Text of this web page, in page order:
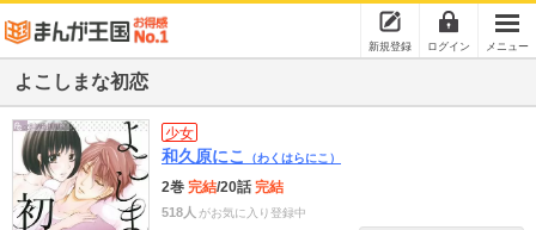
新規登録 ログイン メニュー
よこしまな初恋
少女
和久原にこ （わくはらにこ）
2巻 完結/20話完結
518人 がお気に入り登録中